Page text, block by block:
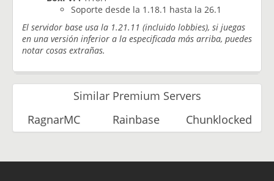
Soporte desde la 1.18.1 hasta la 26.1
El servidor base usa la 1.21.11 (incluido lobbies), si juegas
en una versión inferior a la especificada más arriba, puedes
notar cosas extrañas.
Similar Premium Servers
RagnarMC
Rainbase Chunklocked